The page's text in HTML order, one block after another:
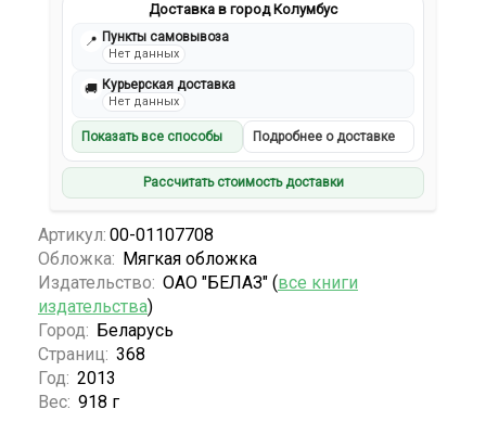
Доставка в город Колумбус
📍 Пункты самовывоза
Нет данных
🚚 Курьерская доставка
Нет данных
Показать все способы Подробнее о доставке
Рассчитать стоимость доставки
Артикул: 00-01107708
Обложка: Мягкая обложка
Издательство: ОАО "БЕЛАЗ" (все книги
издательства)
Город: Беларусь
Страниц: 368
Год: 2013
Вес: 918 г